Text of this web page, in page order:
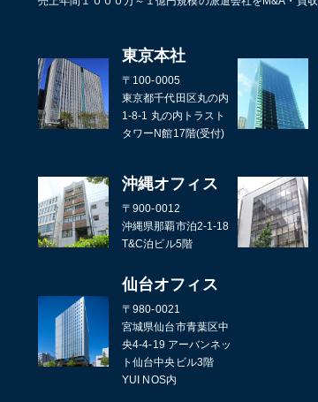
東京本社
〒100-0005
東京都千代田区丸の内
1-8-1 丸の内トラスト
タワーN館17階(受付)
沖縄オフィス
〒900-0012
沖縄県那覇市泊2-1-18
T&C泊ビル5階
仙台オフィス
〒980-0021
宮城県仙台市青葉区中
央4-4-19 アーバンネッ
ト仙台中央ビル3階
YUI NOS内